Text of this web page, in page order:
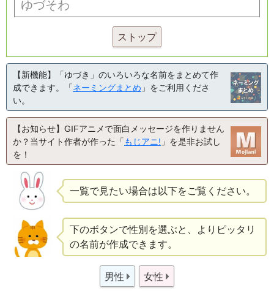
ストップ
【新機能】「ゆづき」のいろいろな名前をまとめて作
成できます。「ネーミングまとめ 」をご利用くださ
い。
【お知らせ】GIFアニメで面白メッセージを作りません
か？当サイト作者が作った「もじアニ! 」を是非お試し
を！
一覧で見たい場合は以下をご覧ください。
下のボタンで性別を選ぶと、よりピッタリ
の名前が作成できます。
男性 女性